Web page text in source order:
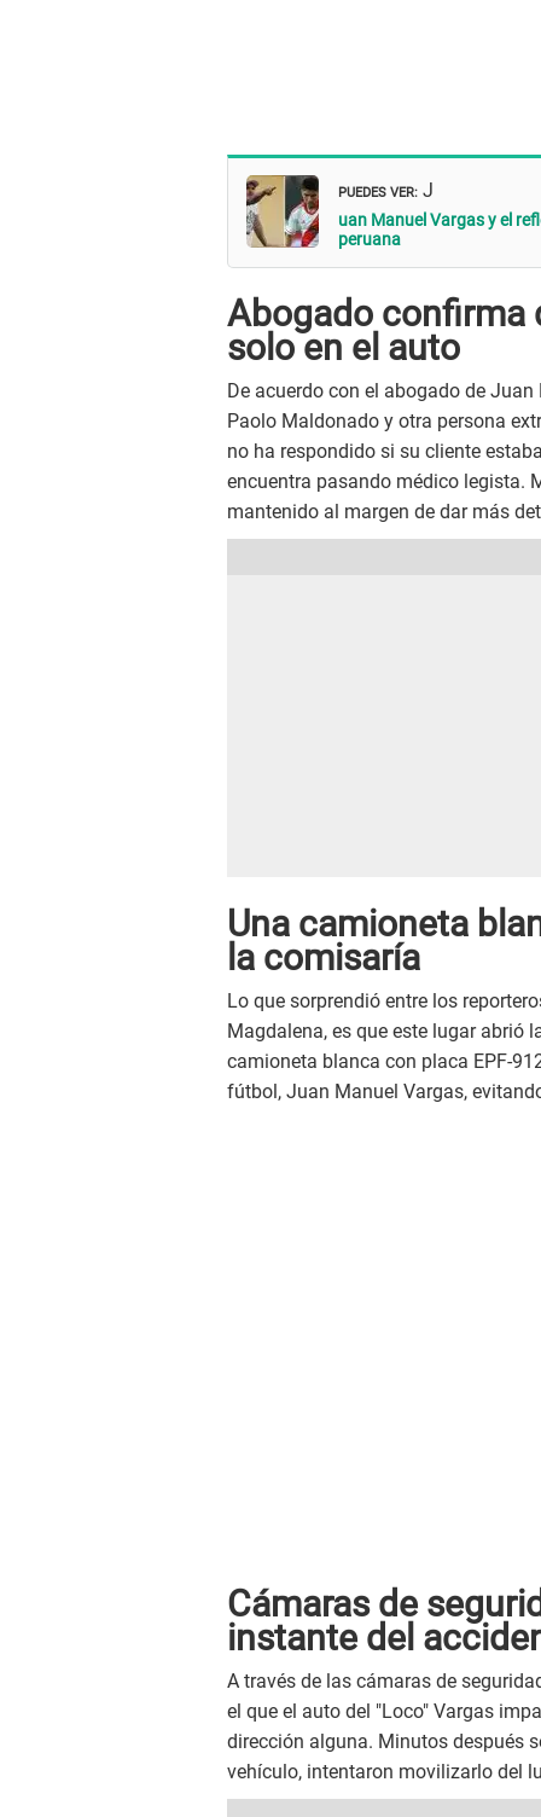
PUEDES VER: J
uan Manuel Vargas y el
peruana
Abogado confirma
solo en el auto
De acuerdo con el abogado de
Paolo Maldonado y otra persona
no ha respondido si su cliente
encuentra pasando médico legista.
mantenido al margen de dar más
Una camioneta
la comisaría
Lo que sorprendió entre los
Magdalena, es que este lugar abrió
camioneta blanca con placa EPF-
fútbol, Juan Manuel Vargas,
Cámaras de
instante del
A través de las cámaras de
el que el auto del "Loco" Vargas
dirección alguna. Minutos después
vehículo, intentaron movilizarlo del